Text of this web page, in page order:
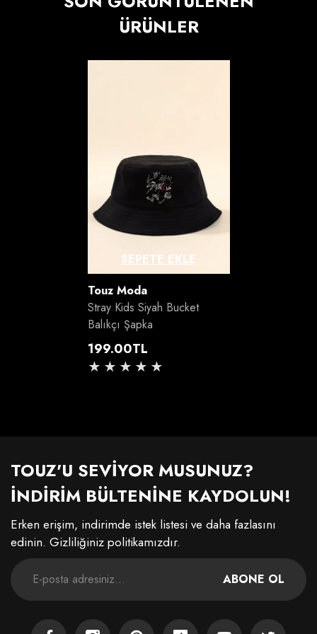
ÜRÜNLER
SEPETE EKLE
Satıcı:
Touz Moda
Stray Kids Siyah Bucket
Balıkçı Şapka
Normal
fiyat
199.00TL
TOUZ'U SEVİYOR MUSUNUZ?
İNDİRİM BÜLTENİNE KAYDOLUN!
Erken erişim, indirimde istek listesi ve daha fazlasını
edinin. Gizliliğiniz politikamızdır.
ABONE OL